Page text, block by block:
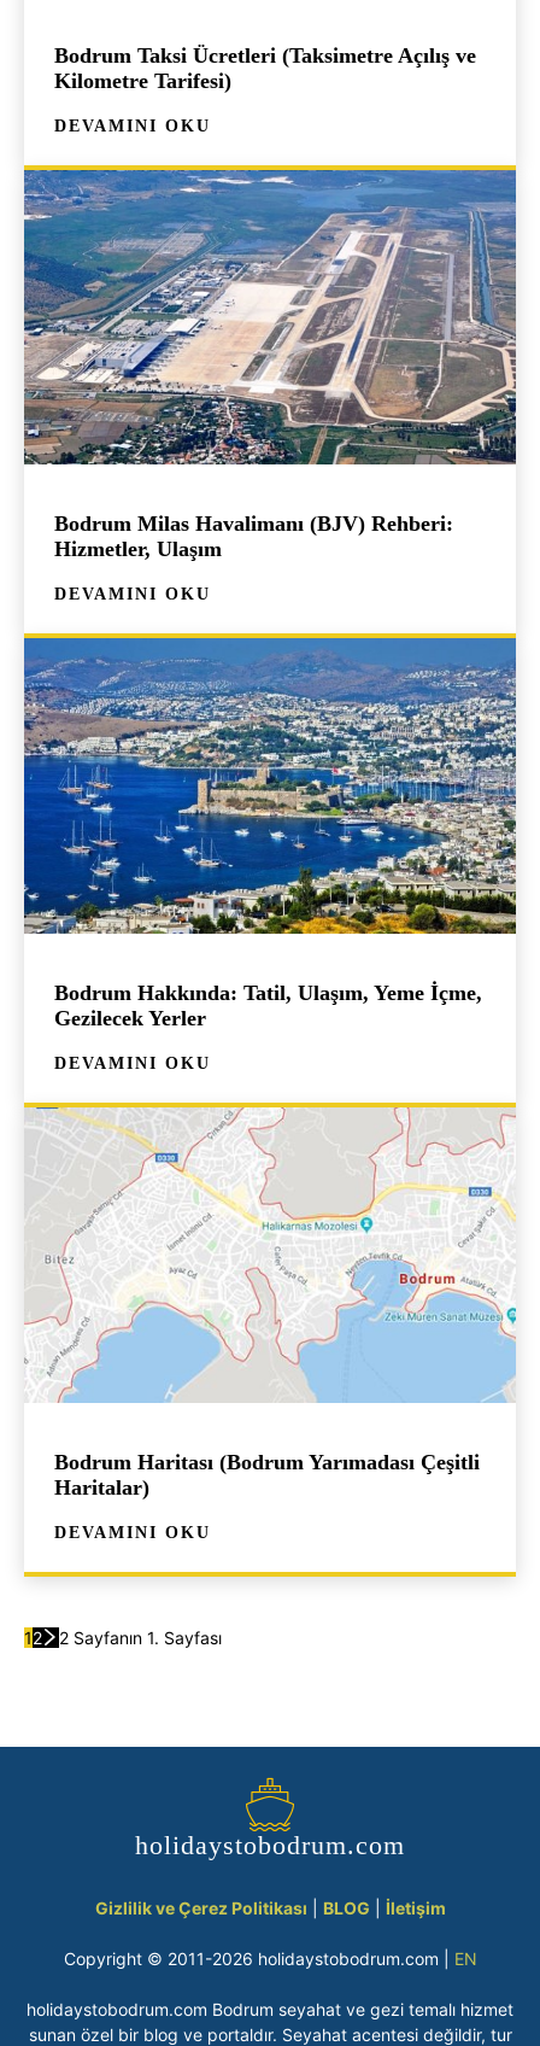
Bodrum Taksi Ücretleri (Taksimetre Açılış ve
Kilometre Tarifesi)
DEVAMINI OKU
Bodrum Milas Havalimanı (BJV) Rehberi:
Hizmetler, Ulaşım
DEVAMINI OKU
Bodrum Hakkında: Tatil, Ulaşım, Yeme İçme,
Gezilecek Yerler
DEVAMINI OKU
Bodrum Haritası (Bodrum Yarımadası Çeşitli
Haritalar)
DEVAMINI OKU
12 2 Sayfanın 1. Sayfası
holidaystobodrum.com
Gizlilik ve Çerez Politikası BLOG İletişim
Copyright © 2011-2026 holidaystobodrum.com | EN
holidaystobodrum.com Bodrum seyahat ve gezi temalı hizmet
sunan özel bir blog ve portaldır. Seyahat acentesi değildir, tur